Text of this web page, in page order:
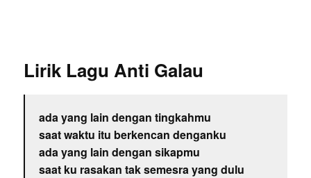
Lirik Lagu Anti Galau
ada yang lain dengan tingkahmu
saat waktu itu berkencan denganku
ada yang lain dengan sikapmu
saat ku rasakan tak semesra yang dulu